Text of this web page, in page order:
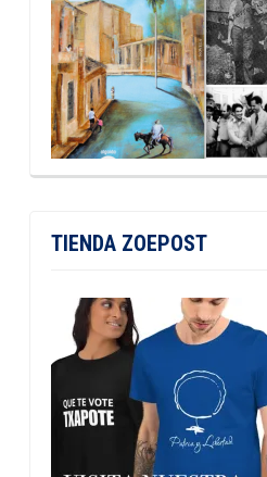
TIENDA ZOEPOST